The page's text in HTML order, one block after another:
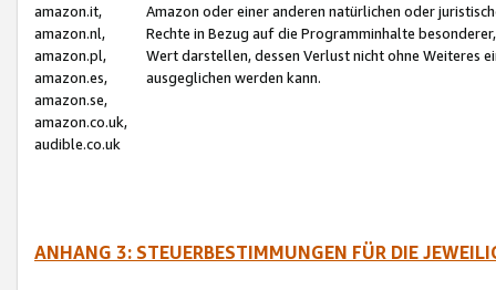
amazon.it,
amazon.nl,
amazon.pl,
amazon.es,
amazon.se,
amazon.co.uk,
audible.co.uk
Amazon oder einer anderen natürlichen oder
Rechte in Bezug auf die Programminhalte
Wert darstellen, dessen Verlust nicht ohne Weiteres
ausgeglichen werden kann.
ANHANG 3: STEUERBESTIMMUNGEN FÜR DIE